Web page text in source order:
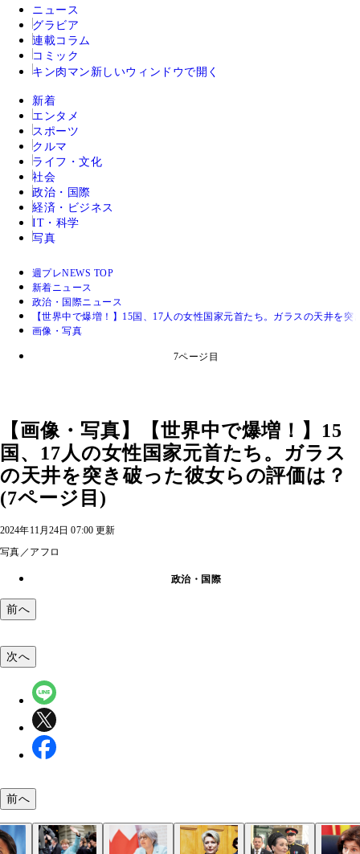
ニュース
グラビア
連載コラム
コミック
キン肉マン 新しいウィンドウで開く
新着
エンタメ
スポーツ
クルマ
ライフ・文化
社会
政治・国際
経済・ビジネス
IT・科学
写真
週プレNEWS TOP
新着ニュース
政治・国際ニュース
【世界中で爆増！】15国、17人の女性国家元首たち。ガラスの天井を
画像・写真
7ページ目
【画像・写真】【世界中で爆増！】15
国、17人の女性国家元首たち。ガラス
の天井を突き破った彼女らの評価は？
(7ページ目)
2024年11月24日 07:00 更新
写真／アフロ
政治・国際
前へ
次へ
前へ